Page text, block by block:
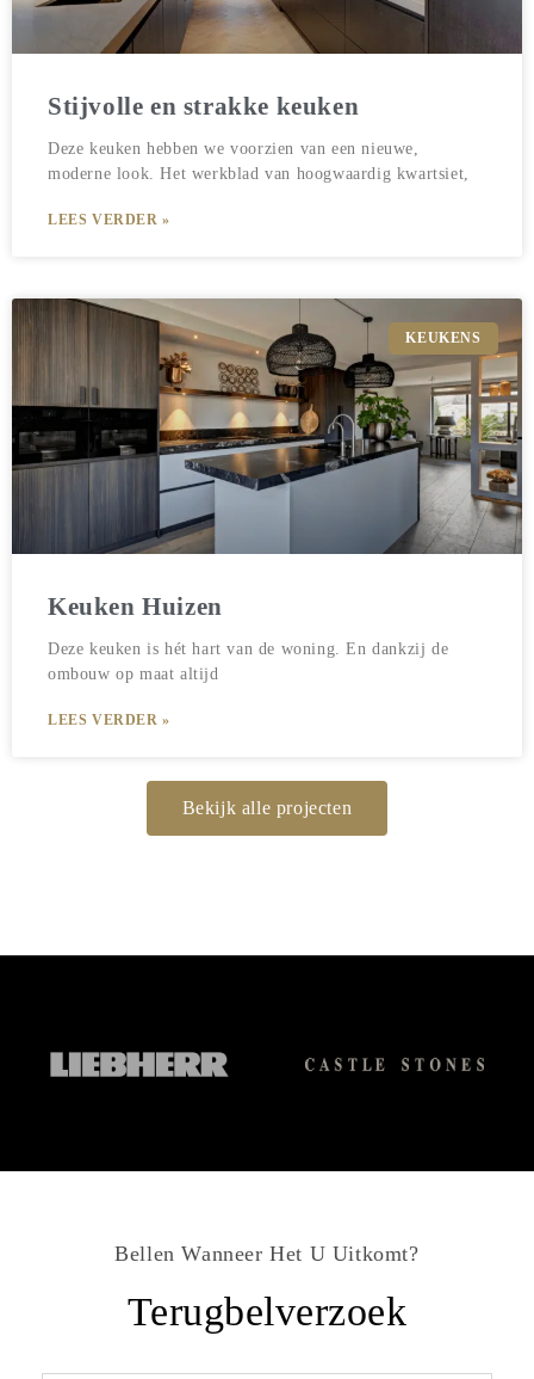
Stijvolle en strakke keuken
Deze keuken hebben we voorzien van een nieuwe,
moderne look. Het werkblad van hoogwaardig kwartsiet,
LEES VERDER »
KEUKENS
Keuken Huizen
Deze keuken is hét hart van de woning. En dankzij de
ombouw op maat altijd
LEES VERDER »
Bekijk alle projecten
Bellen Wanneer Het U Uitkomt?
Terugbelverzoek